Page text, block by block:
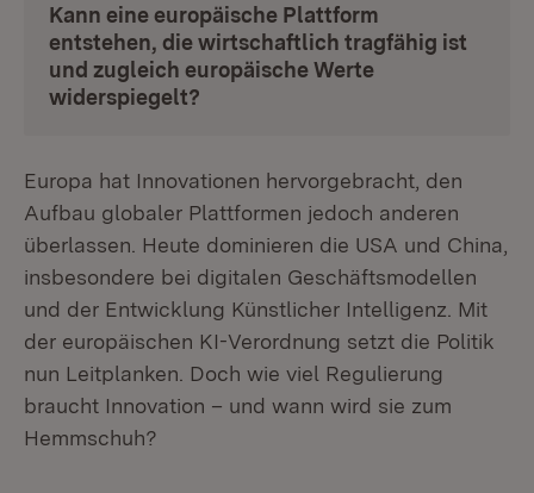
Kann eine europäische Plattform
entstehen, die wirtschaftlich tragfähig ist
und zugleich europäische Werte
widerspiegelt?
Europa hat Innovationen hervorgebracht, den
Aufbau globaler Plattformen jedoch anderen
überlassen. Heute dominieren die USA und China,
insbesondere bei digitalen Geschäftsmodellen
und der Entwicklung Künstlicher Intelligenz. Mit
der europäischen KI-Verordnung setzt die Politik
nun Leitplanken. Doch wie viel Regulierung
braucht Innovation – und wann wird sie zum
Hemmschuh?